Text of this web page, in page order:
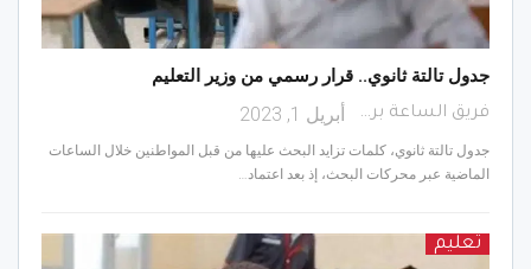
جدول تالتة ثانوي.. قرار رسمي من وزير التعليم
فريق الساعة برس أبريل 1, 2023
جدول تالتة ثانوي، كلمات تزايد البحث عليها من قبل المواطنين خلال الساعات
الماضية عبر محركات البحث، إذ بعد اعتماد…
تعليم